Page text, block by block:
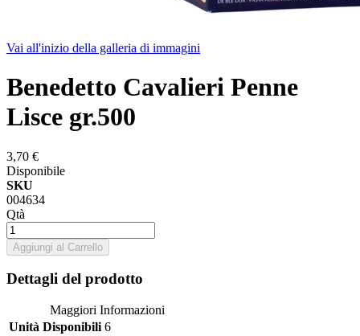
Vai all'inizio della galleria di immagini
Benedetto Cavalieri Penne
Lisce gr.500
3,70 €
Disponibile
SKU
004634
Qtà
Aggiungi al Carrello
Dettagli del prodotto
Maggiori Informazioni
Unità Disponibili 6